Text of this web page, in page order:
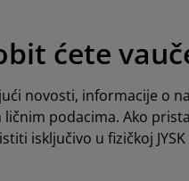
ćete
novosti, informacije o
podacima. Ako
isključivo u fizičkoj